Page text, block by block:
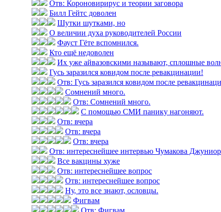
Отв: Короновирирус и теории заговора
Билл Гейтс доволен
Шутки шутками, но
О величии духа руководителей России
Фауст Гёте вспомнился.
Кто ещё недоволен
Их уже айвазовскими называют, сплошные
Гусь заразился ковидом после ревакцинации!
Отв: Гусь заразился ковидом после
Сомнений много.
Отв: Сомнений много.
С помощью СМИ панику нагоняют.
Отв: вчера
Отв: вчера
Отв: вчера
Отв: интереснейшее интервью Чумакова
Все вакцины хуже
Отв: интереснейшее вопрос
Отв: интереснейшее вопрос
Ну, это все знают, ословцы.
Фигвам
Отв: Фигвам